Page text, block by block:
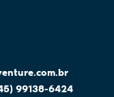
99138-6424